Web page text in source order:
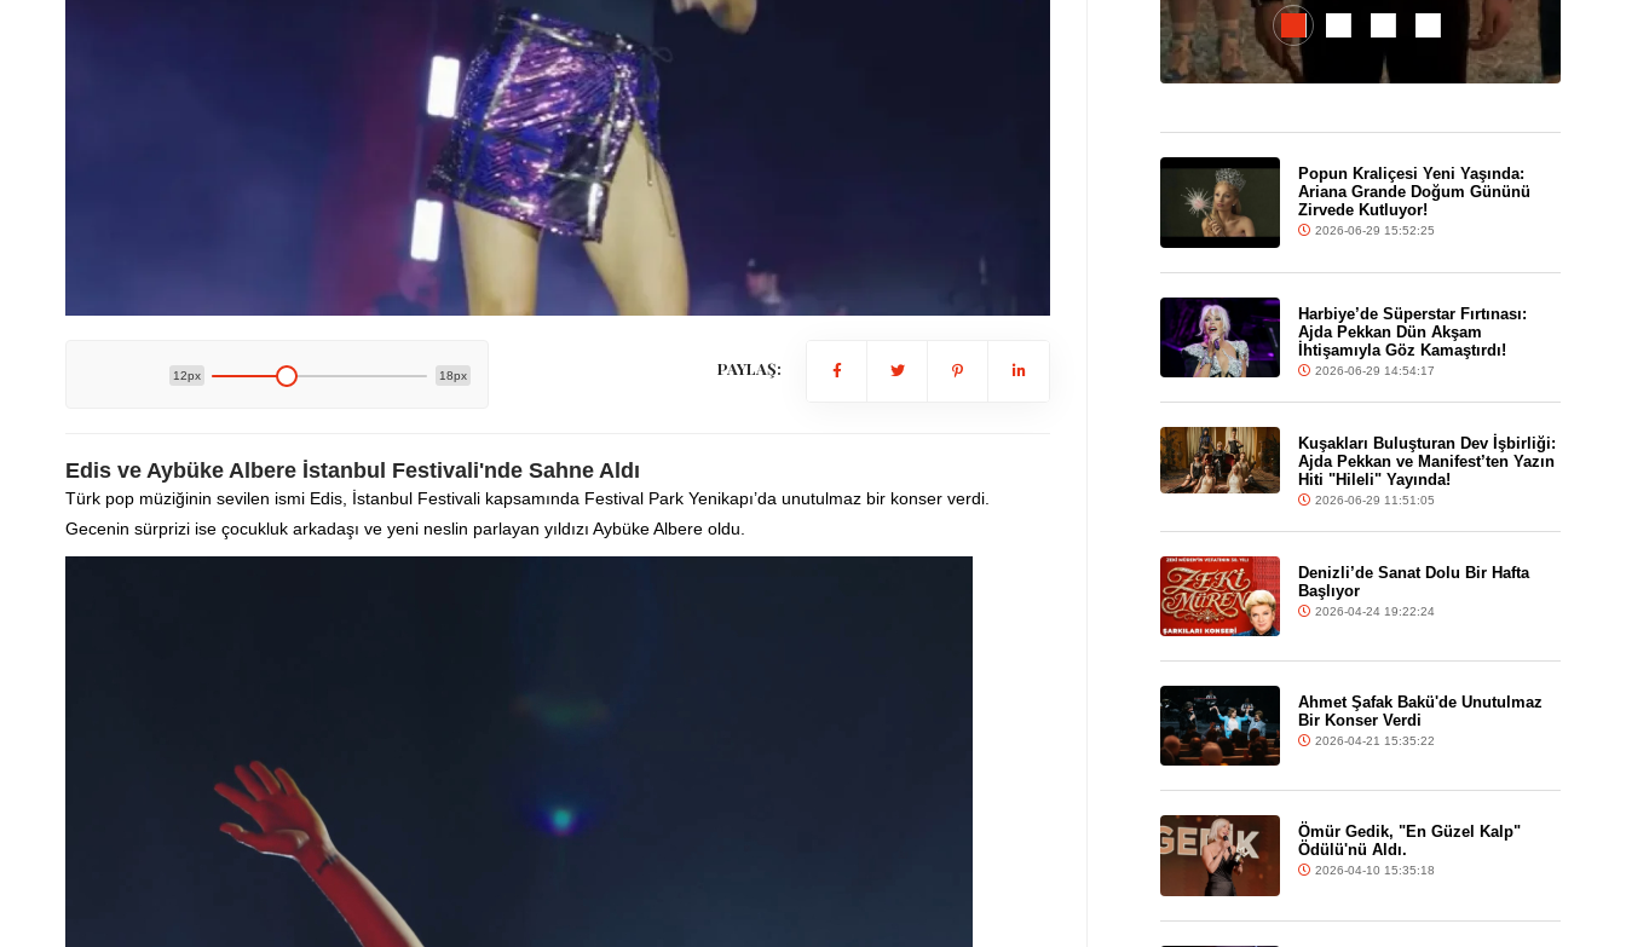
12px 18px PAYLAŞ:
Edis ve Aybüke Albere İstanbul Festivali'nde Sahne Aldı
Türk pop müziğinin sevilen ismi Edis, İstanbul Festivali kapsamında Festival Park Yenikapı’da unutulmaz bir konser verdi.
Gecenin sürprizi ise çocukluk arkadaşı ve yeni neslin parlayan yıldızı Aybüke Albere oldu.
Popun Kraliçesi Yeni Yaşında:
Ariana Grande Doğum Gününü
Zirvede Kutluyor!
2026-06-29 15:52:25
Harbiye’de Süperstar Fırtınası:
Ajda Pekkan Dün Akşam
İhtişamıyla Göz Kamaştırdı!
2026-06-29 14:54:17
Kuşakları Buluşturan Dev İşbirliği:
Ajda Pekkan ve Manifest’ten Yazın
Hiti "Hileli" Yayında!
2026-06-29 11:51:05
Denizli’de Sanat Dolu Bir Hafta
Başlıyor
2026-04-24 19:22:24
Ahmet Şafak Bakü'de Unutulmaz
Bir Konser Verdi
2026-04-21 15:35:22
Ömür Gedik, "En Güzel Kalp"
Ödülü'nü Aldı.
2026-04-10 15:35:18